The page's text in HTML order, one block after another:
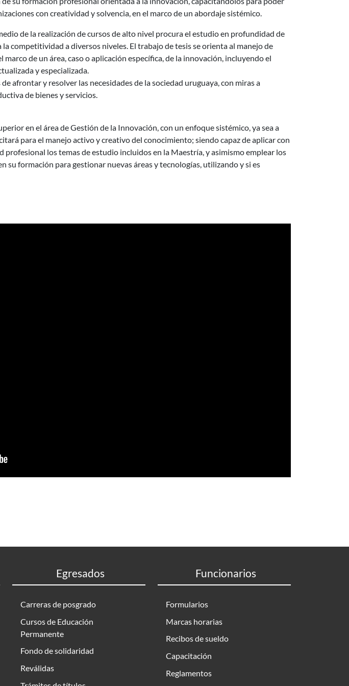
con creatividad y solvencia, en el marco de un abordaje sistémico.
de la realización de cursos de alto nivel procura el estudio en profundidad de
competitividad a diversos niveles. El trabajo de tesis se orienta al manejo de
de un área, caso o aplicación específica, de la innovación, incluyendo el
y especializada.
afrontar y resolver las necesidades de la sociedad uruguaya, con miras a
de bienes y servicios.
en el área de Gestión de la Innovación, con un enfoque sistémico, ya sea a
para el manejo activo y creativo del conocimiento; siendo capaz de aplicar con
profesional los temas de estudio incluidos en la Maestría, y asimismo emplear los
su formación para gestionar nuevas áreas y tecnologías, utilizando y si es
Egresados
Carreras de posgrado
Cursos de Educación
Permanente
Fondo de solidaridad
Reválidas
Funcionarios
Formularios
Marcas horarias
Recibos de sueldo
Capacitación
Reglamentos